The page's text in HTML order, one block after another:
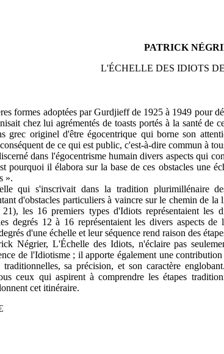
PATRICK
L'ÉCHELLE DES IDIOTS
formes adoptées par Gurdjieff de 1925 à 1949 pour
chez lui agrémentés de toasts portés à la santé
grec originel d'être égocentrique qui borne son
de ce qui est public, c'est-à-dire commun à
dans l'égocentrisme humain divers aspects qui
pourquoi il élabora sur la base de ces obstacles une
».
qui s'inscrivait dans la tradition plurimillénaire
d'obstacles particuliers à vaincre sur le chemin de
les 16 premiers types d'Idiots représentaient les
degrés 12 à 16 représentaient les divers aspects
d'une échelle et leur séquence rend raison des
Négrier, L'Échelle des Idiots, n'éclaire pas
de l'Idiotisme ; il apporte également une
traditionnelles, sa précision, et son caractère
ceux qui aspirent à comprendre les étapes
cet itinéraire.